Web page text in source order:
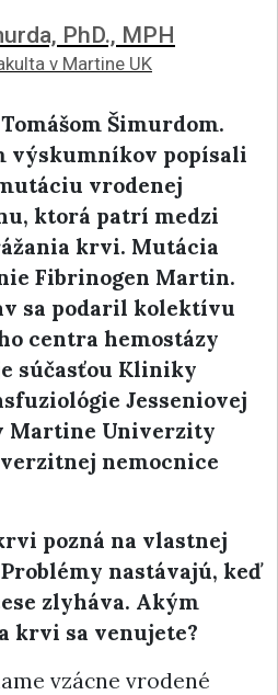
PhD., MPH
v Martine UK
Šimurdom.
výskumníkov popísali
vrodenej
ktorá patrí medzi
krvi. Mutácia
Fibrinogen Martin.
sa podaril kolektívu
centra hemostázy
súčasťou Kliniky
Jesseniovej
Martine Univerzity
nemocnice
pozná na vlastnej
nastávajú, keď
zlyháva. Akým
krvi sa venujete?
vzácne vrodené